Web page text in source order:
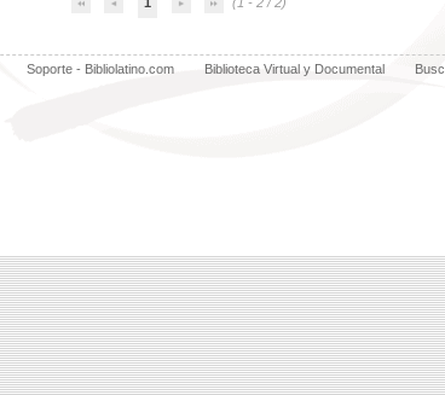
Soporte - Bibliolatino.com Biblioteca Virtual y Documental